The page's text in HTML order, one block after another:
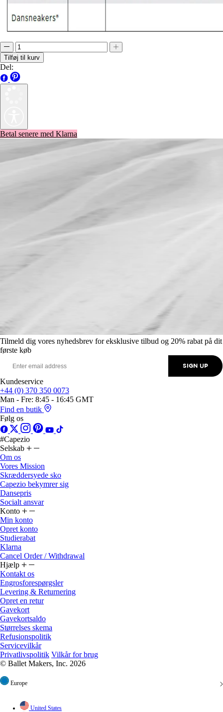
Tilføj til kurv
Del:
Betal senere med Klarna
Tilmeld dig vores nyhedsbrev for eksklusive tilbud og 20% rabat på dit
første køb
SIGN UP
Kundeservice
+44 (0) 370 350 0073
Man - Fre: 8:45 - 16:45 GMT
Find en butik
Følg os
#Capezio
Selskab
Om os
Vores Mission
Skræddersyede sko
Capezio bekymrer sig
Dansepris
Socialt ansvar
Konto
Min konto
Opret konto
Studierabat
Klarna
Cancel Order / Withdrawal
Hjælp
Kontakt os
Engrosforespørgsler
Levering & Returnering
Opret en retur
Gavekort
Gavekortsaldo
Størrelses skema
Refusionspolitik
Servicevilkår
Privatlivspolitik Vilkår for brug
© Ballet Makers, Inc. 2026
Europe
United States